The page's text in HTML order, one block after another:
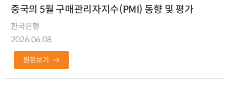
중국의 5월 구매관리자지수(PMI) 동향 및 평가
한국은행
2026.06.08
원문보기